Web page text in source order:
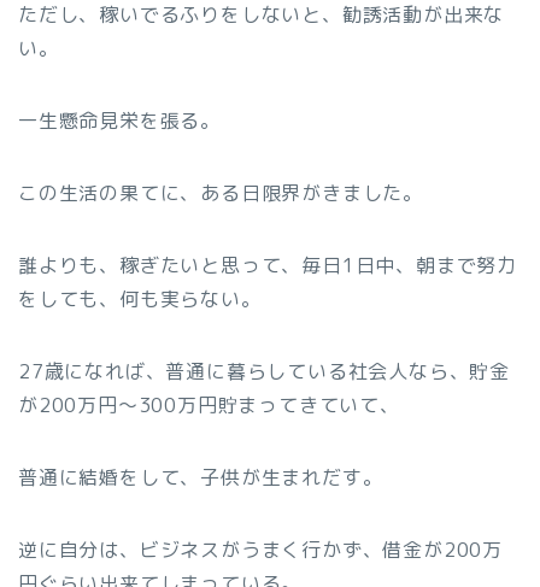
ただし、稼いでるふりをしないと、勧誘活動が出来な
い。
一生懸命見栄を張る。
この生活の果てに、ある日限界がきました。
誰よりも、稼ぎたいと思って、毎日1日中、朝まで努力
をしても、何も実らない。
27歳になれば、普通に暮らしている社会人なら、貯金
が200万円〜300万円貯まってきていて、
普通に結婚をして、子供が生まれだす。
逆に自分は、ビジネスがうまく行かず、借金が200万